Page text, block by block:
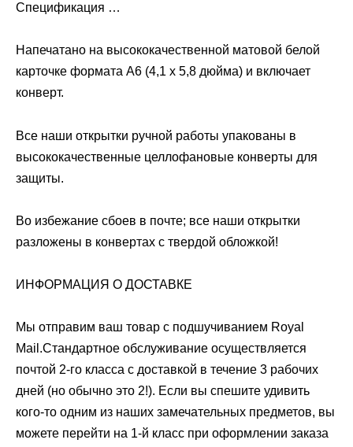
Спецификация …
Напечатано на высококачественной матовой белой
карточке формата A6 (4,1 x 5,8 дюйма) и включает
конверт.
Все наши открытки ручной работы упакованы в
высококачественные целлофановые конверты для
защиты.
Во избежание сбоев в почте; все наши открытки
разложены в конвертах с твердой обложкой!
ИНФОРМАЦИЯ О ДОСТАВКЕ
Мы отправим ваш товар с подшучиванием Royal
Mail.Стандартное обслуживание осуществляется
почтой 2-го класса с доставкой в ​​течение 3 рабочих
дней (но обычно это 2!). Если вы спешите удивить
кого-то одним из наших замечательных предметов, вы
можете перейти на 1-й класс при оформлении заказа